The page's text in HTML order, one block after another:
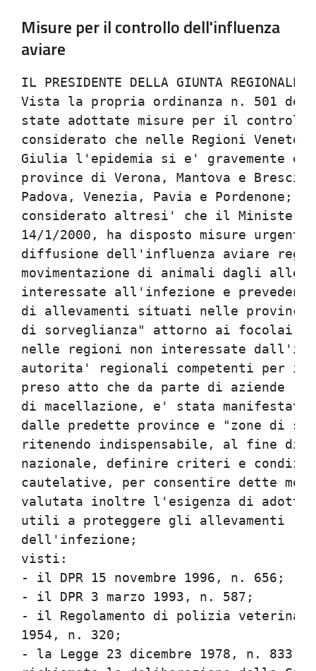
Misure per il controllo dell'influenza
aviare
IL PRESIDENTE DELLA GIUNTA REGIONALE                                            
Vista la propria ordinanza n. 501 del 23/12/1999 con la quale erano             
state adottate misure per il controllo dell'influenza aviare;                   
considerato che nelle Regioni Veneto, Lombardia e Friuli-Venezia                
Giulia l'epidemia si e' gravemente estesa interessando oltre alle               
province di Verona, Mantova e Brescia anche quelle di Vicenza,                  
Padova, Venezia, Pavia e Pordenone;                                             
considerato altresi' che il Ministero della Sanita', in data                    
14/1/2000, ha disposto misure urgenti in materia di prevenzione della           
diffusione dell'influenza aviare regolamentando, tra l'altro, la                
movimentazione di animali dagli allevamenti situati nelle regioni               
interessate all'infezione e prevedendo, in particolare, che animali             
di allevamenti situati nelle province sede di focolaio e nelle "zone            
di sorveglianza" attorno ai focolai, possano essere trasferiti anche            
nelle regioni non interessate dall'infezione su autorizzazione delle            
autorita' regionali competenti per il territorio di destinazione;               
preso atto che da parte di aziende regionali, in particolare impianti           
di macellazione, e' stata manifestata l'esigenza di ritirare animali            
dalle predette province e "zone di sorveglianza";                               
ritenendo indispensabile, al fine di dare applicazione al dispositivo           
nazionale, definire criteri e condizioni sanitarie, necessariamente             
cautelative, per consentire dette movimentazioni di animali;                    
valutata inoltre l'esigenza di adottare misure di polizia veterinaria           
utili a proteggere gli allevamenti regionali dalla diffusione                   
dell'infezione;                                                                 
visti:                                                                          
- il DPR 15 novembre 1996, n. 656;                                              
- il DPR 3 marzo 1993, n. 587;                                                  
- il Regolamento di polizia veterinaria approvato con DPR 8 febbraio            
1954, n. 320;                                                                   
- la Legge 23 dicembre 1978, n. 833;                                            
richiamata la deliberazione della Giunta regionale 2541/95, esecutiva           
ai sensi di legge;                                                              
dato atto:                                                                      
- del parere favorevole espresso dal Responsabile del Servizio                  
Veterinario e Igiene degli alimenti - dott. Giovanni Paganelli - in             
merito alla regolarita' tecnica della presente ordinanza, ai sensi              
dell'art. 4, comma 6, della L.R. 19 novembre 1992,  n.41;                       
- del parere favorevole espresso dal Direttore generale alla Sanita'            
- dott. Franco Rossi in merito alla legittimita' della presente                 
ordinanza, ai sensi dell'art. 4, comma 6 della L.R. 19 novembre 1992,           
n. 41;                                                                          
su proposta dell'Assessore alla Sanita'                                         
ordina:                                                                         
Art. 1                                                                          
Nella regione Emilia-Romagna l'introduzione di pollame vivo                     
proveniente dalle regioni interessate da focolai di influenza aviare            
e da province delle stesse in cui non si sono verificati focolai e'             
regolata dalle disposizioni del Ministero della Sanita' emanate con             
provvedimento n. 600.6/24451/57N/139 del 14/1/2000.                             
Art. 2                                                                          
Nella regione Emilia-Romagna l'introduzione di animali vivi, non                
destinati alla immediata macellazione, provenienti dalle province               
interessate da focolai, ma da territori posti al di fuori dalle "zone           
di sorveglianza" e dalle "zone di protezione", e' consentita a                  
condizione